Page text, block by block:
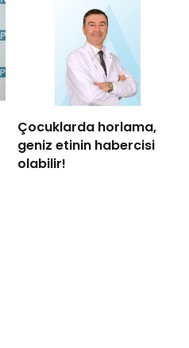
Çocuklarda horlama,
geniz etinin habercisi
olabilir!